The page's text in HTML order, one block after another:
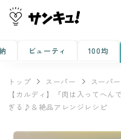
ビューティ 100均
トップ スーパー
スーパー
【カルディ】「肉は入ってへ
ぎる♪＆絶品アレンジレシピ